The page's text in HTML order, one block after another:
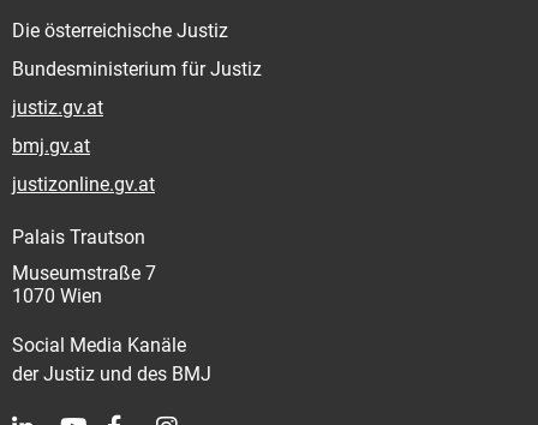
Die österreichische Justiz
Bundesministerium für Justiz
justiz.gv.at
bmj.gv.at
justizonline.gv.at
Palais Trautson
Museumstraße 7
1070 Wien
Social Media Kanäle
der Justiz und des BMJ